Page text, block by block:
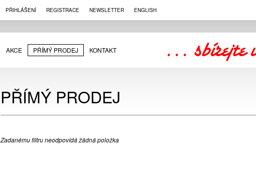
PŘIHLÁŠENÍ REGISTRACE NEWSLETTER ENGLISH
AKCE PŘÍMÝ PRODEJ KONTAKT
PŘÍMÝ PRODEJ
Zadanému filtru neodpovídá žádná položka